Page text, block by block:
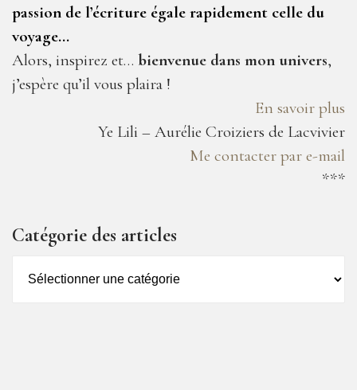
passion de l’écriture égale rapidement celle du
voyage…
Alors, inspirez et… bienvenue dans mon univers,
j’espère qu’il vous plaira !
En savoir plus
Ye Lili – Aurélie Croiziers de Lacvivier
Me contacter par e-mail
***
Catégorie des articles
des